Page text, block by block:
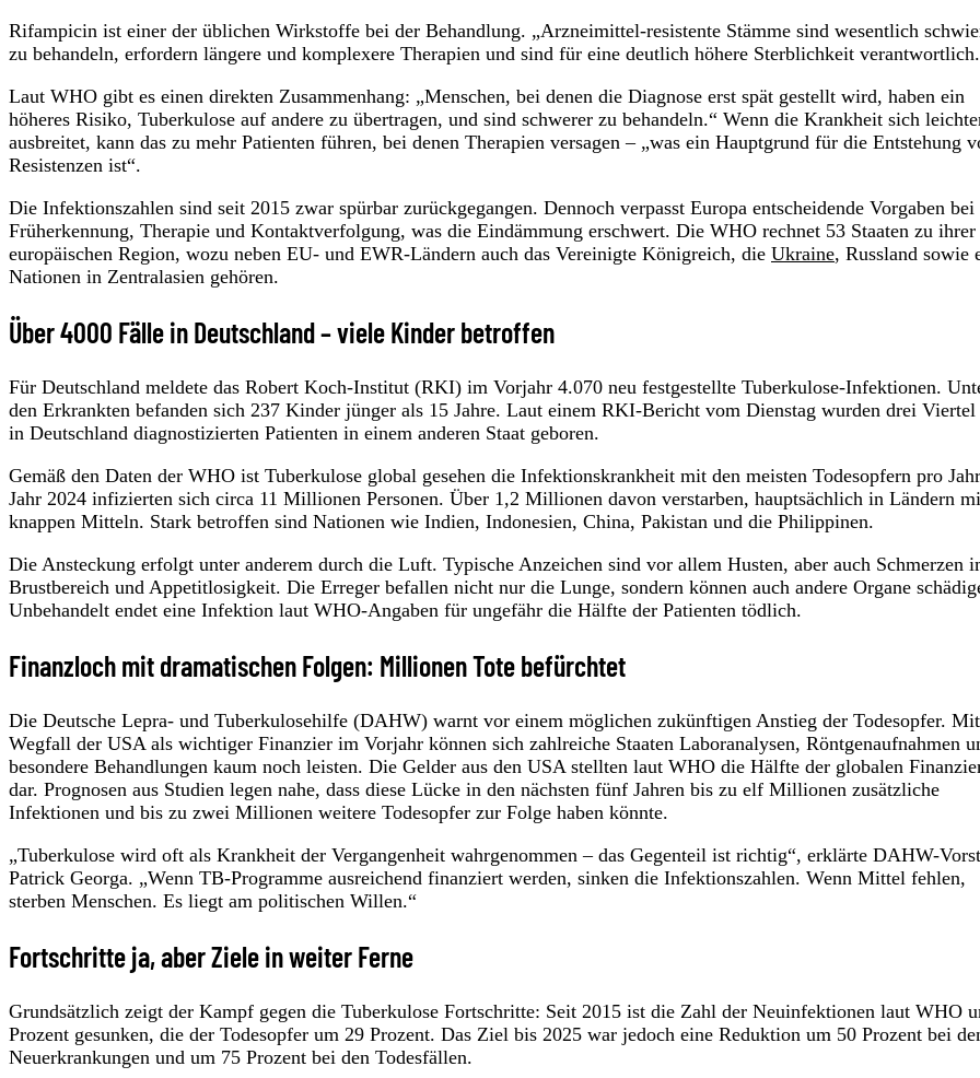
Rifampicin ist einer der üblichen Wirkstoffe bei der Behandlung. „Arzneimittel-resistente Stämme sind wesentlich
zu behandeln, erfordern längere und komplexere Therapien und sind für eine deutlich höhere Sterblichkeit
Laut WHO gibt es einen direkten Zusammenhang: „Menschen, bei denen die Diagnose erst spät gestellt wird, haben ein
höheres Risiko, Tuberkulose auf andere zu übertragen, und sind schwerer zu behandeln.“ Wenn die Krankheit sich
ausbreitet, kann das zu mehr Patienten führen, bei denen Therapien versagen – „was ein Hauptgrund für die Entstehung
Resistenzen ist“.
Die Infektionszahlen sind seit 2015 zwar spürbar zurückgegangen. Dennoch verpasst Europa entscheidende Vorgaben bei
Früherkennung, Therapie und Kontaktverfolgung, was die Eindämmung erschwert. Die WHO rechnet 53 Staaten zu ihrer
europäischen Region, wozu neben EU- und EWR-Ländern auch das Vereinigte Königreich, die Ukraine, Russland sowie
Nationen in Zentralasien gehören.
Über 4000 Fälle in Deutschland – viele Kinder betroffen
Für Deutschland meldete das Robert Koch-Institut (RKI) im Vorjahr 4.070 neu festgestellte Tuberkulose-Infektionen.
den Erkrankten befanden sich 237 Kinder jünger als 15 Jahre. Laut einem RKI-Bericht vom Dienstag wurden drei Viertel
in Deutschland diagnostizierten Patienten in einem anderen Staat geboren.
Gemäß den Daten der WHO ist Tuberkulose global gesehen die Infektionskrankheit mit den meisten Todesopfern pro
Jahr 2024 infizierten sich circa 11 Millionen Personen. Über 1,2 Millionen davon verstarben, hauptsächlich in Ländern
knappen Mitteln. Stark betroffen sind Nationen wie Indien, Indonesien, China, Pakistan und die Philippinen.
Die Ansteckung erfolgt unter anderem durch die Luft. Typische Anzeichen sind vor allem Husten, aber auch Schmerzen
Brustbereich und Appetitlosigkeit. Die Erreger befallen nicht nur die Lunge, sondern können auch andere Organe
Unbehandelt endet eine Infektion laut WHO-Angaben für ungefähr die Hälfte der Patienten tödlich.
Finanzloch mit dramatischen Folgen: Millionen Tote befürchtet
Die Deutsche Lepra- und Tuberkulosehilfe (DAHW) warnt vor einem möglichen zukünftigen Anstieg der Todesopfer.
Wegfall der USA als wichtiger Finanzier im Vorjahr können sich zahlreiche Staaten Laboranalysen, Röntgenaufnahmen
besondere Behandlungen kaum noch leisten. Die Gelder aus den USA stellten laut WHO die Hälfte der globalen
dar. Prognosen aus Studien legen nahe, dass diese Lücke in den nächsten fünf Jahren bis zu elf Millionen zusätzliche
Infektionen und bis zu zwei Millionen weitere Todesopfer zur Folge haben könnte.
„Tuberkulose wird oft als Krankheit der Vergangenheit wahrgenommen – das Gegenteil ist richtig“, erklärte DAHW-
Patrick Georga. „Wenn TB-Programme ausreichend finanziert werden, sinken die Infektionszahlen. Wenn Mittel fehlen,
sterben Menschen. Es liegt am politischen Willen.“
Fortschritte ja, aber Ziele in weiter Ferne
Grundsätzlich zeigt der Kampf gegen die Tuberkulose Fortschritte: Seit 2015 ist die Zahl der Neuinfektionen laut WHO
Prozent gesunken, die der Todesopfer um 29 Prozent. Das Ziel bis 2025 war jedoch eine Reduktion um 50 Prozent bei
Neuerkrankungen und um 75 Prozent bei den Todesfällen.